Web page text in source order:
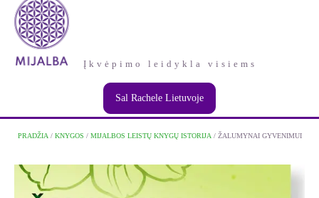
Įkvėpimo leidykla visiems
Sal Rachele Lietuvoje
PRADŽIA / KNYGOS / MIJALBOS LEISTŲ KNYGŲ ISTORIJA / ŽALUMYNAI GYVENIMUI